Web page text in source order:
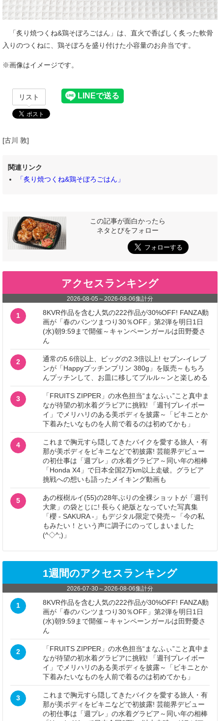
「炙り焼つくね&鶏そぼろごはん」は、直火で香ばしく炙った軟骨
入りのつくねに、鶏そぼろを盛り付けた小容量のお弁当です。
※画像はイメージです。
リスト
[古川 敦]
関連リンク
「炙り焼つくね&鶏そぼろごはん」
この記事が面白かったら
ネタとぴをフォロー
アクセスランキング
2026-08-05 ～2026-08-06集計分
1
8KVR作品を含む人気の222作品が30%OFF! FANZA動
画が「春のパンツまつり30％OFF」第2弾を明日1日
(水)朝9:59まで開催～キャンペーンガールは田野憂さ
ん
2
通常の5.6倍以上、ビッグの2.3倍以上! セブン‐イレブ
ンが「Happyプッチンプリン 380g」を販売～もちろ
んプッチンして、お皿に移してプルル～ンと楽しめる
3
「FRUITS ZIPPER」の水色担当“まなふぃ”こと真中ま
なが待望の初水着グラビアに挑戦! 「週刊プレイボー
イ」でメリハリのある美ボディを披露～「ビキニとか
下着みたいなものを人前で着るのは初めてかも」
4
これまで胸元すら隠してきたバイクを愛する旅人・有
那が美ボディをビキニなどで初披露! 芸能界デビュー
の初仕事は「週プレ」の水着グラビア～同い年の相棒
「Honda X4」で日本全国2万km以上走破。グラビア
挑戦への想いも語ったメイキング動画も
5
あの桜樹ルイ(55)の28年ぶりの全裸ショットが「週刊
大衆」の袋とじに! 長らく絶版となっていた写真集
「櫻 - SAKURA -」もデジタル限定で発売～「今の私
もみたい！という声に調子にのってしまいました
(^◇^;)」
1週間のアクセスランキング
2026-07-30～2026-08-06集計分
1
8KVR作品を含む人気の222作品が30%OFF! FANZA動
画が「春のパンツまつり30％OFF」第2弾を明日1日
(水)朝9:59まで開催～キャンペーンガールは田野憂さ
ん
2
「FRUITS ZIPPER」の水色担当“まなふぃ”こと真中ま
なが待望の初水着グラビアに挑戦! 「週刊プレイボー
イ」でメリハリのある美ボディを披露～「ビキニとか
下着みたいなものを人前で着るのは初めてかも」
3
これまで胸元すら隠してきたバイクを愛する旅人・有
那が美ボディをビキニなどで初披露! 芸能界デビュー
の初仕事は「週プレ」の水着グラビア～同い年の相棒